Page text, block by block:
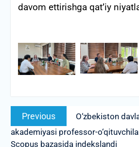
davom ettirishga qat’iy
Post
menyusi
Previous
Previous
post:
O‘zbekiston
akademiyasi professor-
Scopus bazasida indekslandi